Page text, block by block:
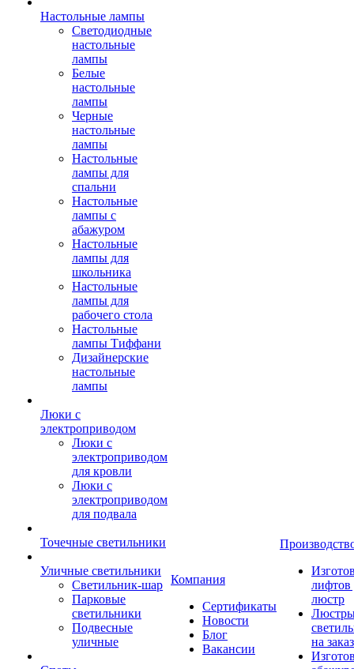
Настольные лампы
Светодиодные
настольные
лампы
Белые
настольные
лампы
Черные
настольные
лампы
Настольные
лампы для
спальни
Настольные
лампы с
абажуром
Настольные
лампы для
школьника
Настольные
лампы для
рабочего стола
Настольные
лампы Тиффани
Дизайнерские
настольные
лампы
Люки с
электроприводом
Люки с
электроприводом
для кровли
Люки с
электроприводом
для подвала
Точечные светильники
Уличные светильники
Светильник-шар
Парковые
светильники
Подвесные
уличные
Компания
Сертификаты
Новости
Блог
Вакансии
лифтов
люстр
на заказ